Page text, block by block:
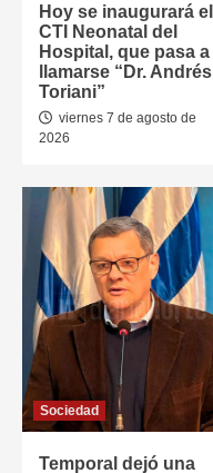
Hoy se inaugurará el
CTI Neonatal del
Hospital, que pasa a
llamarse “Dr. Andrés
Toriani”
viernes 7 de agosto de
2026
Sociedad
Temporal dejó una